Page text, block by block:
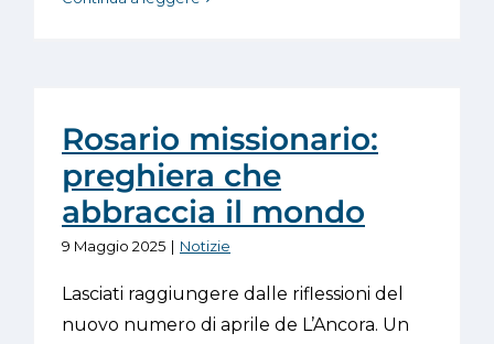
Rosario missionario:
preghiera che
abbraccia il mondo
9 Maggio 2025 | Notizie
Lasciati raggiungere dalle riflessioni del
nuovo numero di aprile de L’Ancora. Un